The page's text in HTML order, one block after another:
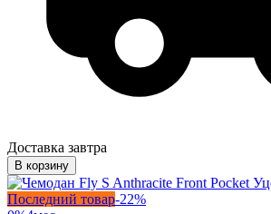
Доставка завтра
В корзину
Последний товар-22%